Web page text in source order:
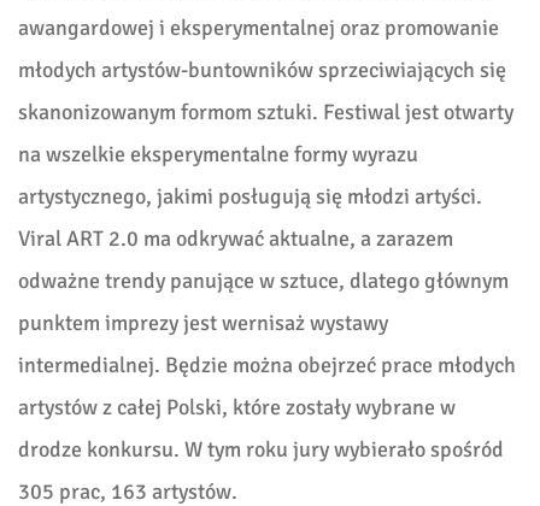
awangardowej i eksperymentalnej oraz promowanie
młodych artystów-buntowników sprzeciwiających się
skanonizowanym formom sztuki. Festiwal jest otwarty
na wszelkie eksperymentalne formy wyrazu
artystycznego, jakimi posługują się młodzi artyści.
Viral ART 2.0 ma odkrywać aktualne, a zarazem
odważne trendy panujące w sztuce, dlatego głównym
punktem imprezy jest wernisaż wystawy
intermedialnej. Będzie można obejrzeć prace młodych
artystów z całej Polski, które zostały wybrane w
drodze konkursu. W tym roku jury wybierało spośród
305 prac, 163 artystów.